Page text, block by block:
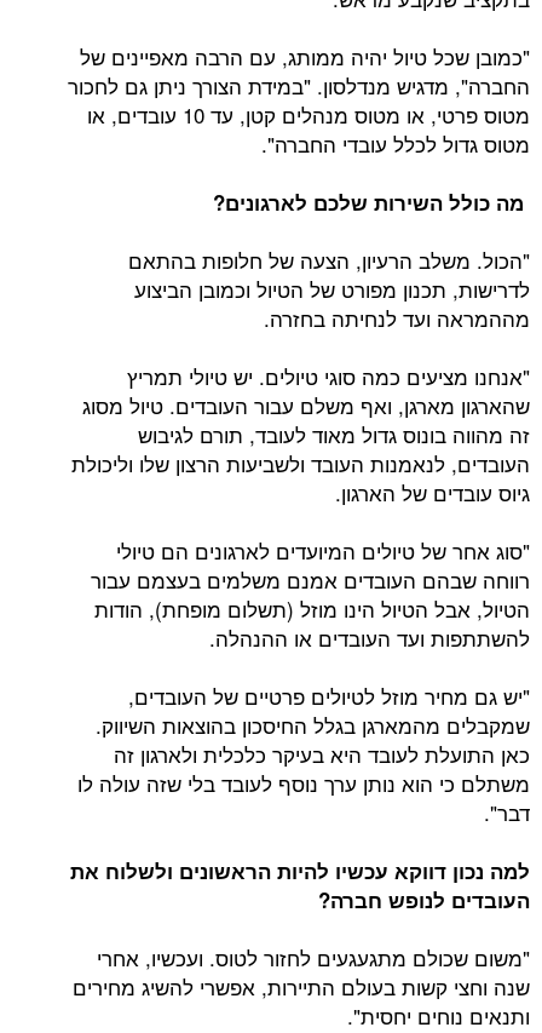
"כמובן שכל טיול יהיה ממותג, עם הרבה מאפיינים של
החברה", מדגיש מנדלסון. "במידת הצורך ניתן גם לחכור
מטוס פרטי, או מטוס מנהלים קטן, עד 10 עובדים, או
מטוס גדול לכלל עובדי החברה".
מה כולל השירות שלכם לארגונים?
"הכול. משלב הרעיון, הצעה של חלופות בהתאם
לדרישות, תכנון מפורט של הטיול וכמובן הביצוע
מההמראה ועד לנחיתה בחזרה.
"אנחנו מציעים כמה סוגי טיולים. יש טיולי תמריץ
שהארגון מארגן, ואף משלם עבור העובדים. טיול מסוג
זה מהווה בונוס גדול מאוד לעובד, תורם לגיבוש
העובדים, לנאמנות העובד ולשביעות הרצון שלו וליכולת
גיוס עובדים של הארגון.
"סוג אחר של טיולים המיועדים לארגונים הם טיולי
רווחה שבהם העובדים אמנם משלמים בעצמם עבור
הטיול, אבל הטיול הינו מוזל (תשלום מופחת), הודות
להשתתפות ועד העובדים או ההנהלה.
"יש גם מחיר מוזל לטיולים פרטיים של העובדים,
שמקבלים מהמארגן בגלל החיסכון בהוצאות השיווק.
כאן התועלת לעובד היא בעיקר כלכלית ולארגון זה
משתלם כי הוא נותן ערך נוסף לעובד בלי שזה עולה לו
דבר".
למה נכון דווקא עכשיו להיות הראשונים ולשלוח את
העובדים לנופש חברה?
"משום שכולם מתגעגעים לחזור לטוס. ועכשיו, אחרי
שנה וחצי קשות בעולם התיירות, אפשרי להשיג מחירים
ותנאים נוחים יחסית".